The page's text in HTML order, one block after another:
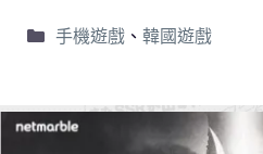
手機遊戲、 韓國遊戲